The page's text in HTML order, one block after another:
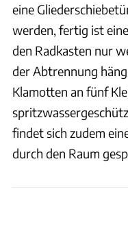
eine
werden, fertig ist
den Radkasten nur
der Abtrennung
Klamotten an fünf
findet sich zudem
durch den Raum